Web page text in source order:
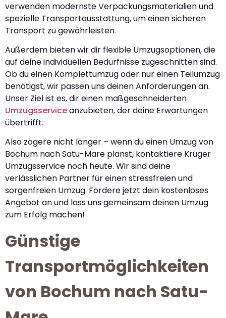
verwenden modernste Verpackungsmaterialien und
spezielle Transportausstattung, um einen sicheren
Transport zu gewährleisten.
Außerdem bieten wir dir flexible Umzugsoptionen, die
auf deine individuellen Bedürfnisse zugeschnitten sind.
Ob du einen Komplettumzug oder nur einen Teilumzug
benötigst, wir passen uns deinen Anforderungen an.
Unser Ziel ist es, dir einen maßgeschneiderten
Umzugsserviceanzubieten, der deine Erwartungen
übertrifft.
Also zögere nicht länger – wenn du einen Umzug von
Bochum nach Satu-Mare planst, kontaktiere Krüger
Umzugsservice noch heute. Wir sind deine
verlässlichen Partner für einen stressfreien und
sorgenfreien Umzug. Fordere jetzt dein kostenloses
Angebot an und lass uns gemeinsam deinen Umzug
zum Erfolg machen!
Günstige
Transportmöglichkeiten
von Bochum nach Satu-